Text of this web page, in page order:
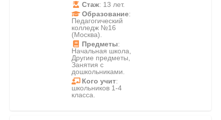
Стаж: 13 лет.
Образование:
Педагогический
колледж №16
(Москва).
Предметы:
Начальная школа,
Другие предметы,
Занятия с
дошкольниками.
Кого учит:
школьников 1-4
класса.